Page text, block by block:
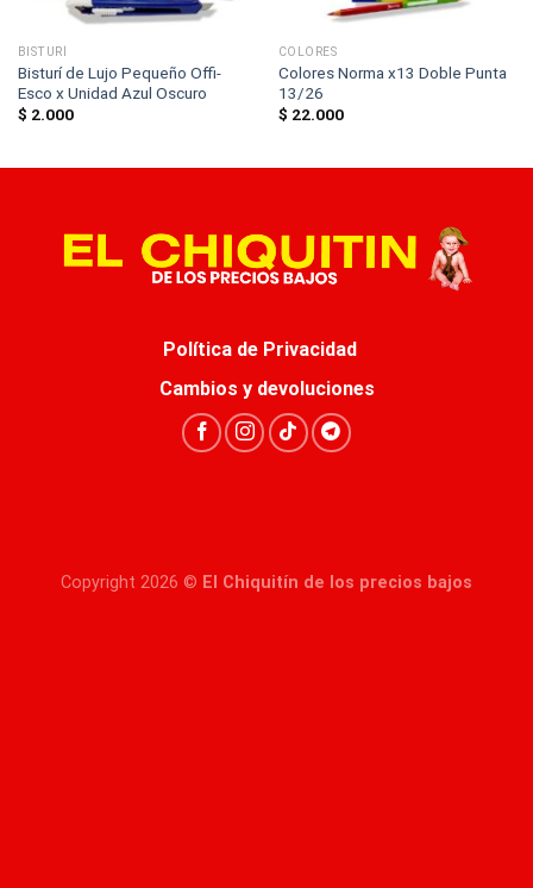
BISTURÍ
Bisturí de Lujo Pequeño Offi-
Esco x Unidad Azul Oscuro
$ 2.000
COLORES
Colores Norma x13 Doble Punta
13/26
$ 22.000
Política de Privacidad
Cambios y devoluciones
Copyright 2026 © El Chiquitín de los precios bajos